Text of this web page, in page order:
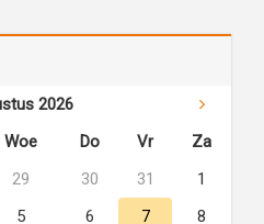
2026
Woe Do Vr
Za
29 30 31
1
5 6 7
8